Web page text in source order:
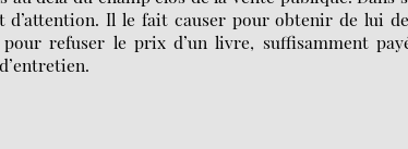
Il le fait causer pour obtenir de lui
refuser le prix d’un livre, suffisamment